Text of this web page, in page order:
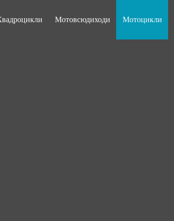
Мотовсюдиходи Мотоцикли